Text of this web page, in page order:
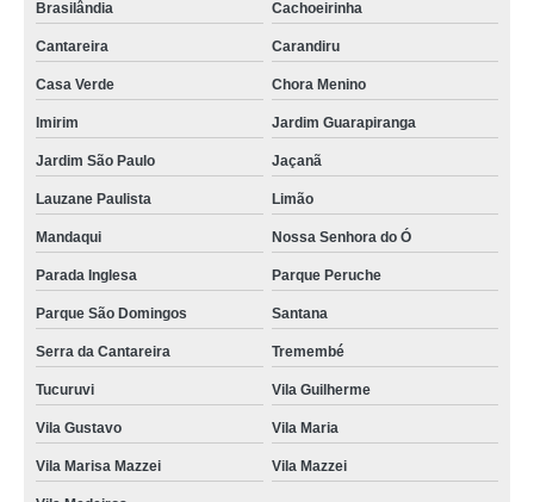
Brasilândia
Cachoeirinha
Cantareira Carandiru
Casa Verde Chora Menino
Imirim Jardim Guarapiranga
Jardim São Paulo Jaçanã
Lauzane Paulista Limão
Mandaqui Nossa Senhora do Ó
Parada Inglesa Parque Peruche
Parque São Domingos Santana
Serra da Cantareira Tremembé
Tucuruvi Vila Guilherme
Vila Gustavo Vila Maria
Vila Marisa Mazzei Vila Mazzei